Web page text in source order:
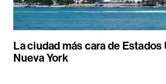
La ciudad más cara de
Nueva York